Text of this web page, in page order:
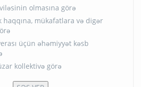
olmasına görə
haqqına, mükafatlara və digər
üçün əhəmiyyət kəsb
kollektivə görə